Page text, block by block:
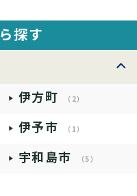
探す
伊方町 （2）
伊予市 （1）
宇和島市 （5）